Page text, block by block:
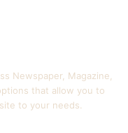
Newspaper, Magazine,
that allow you to
to your needs.